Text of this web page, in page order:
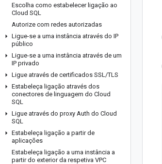
Escolha como estabelecer ligação ao
Cloud SQL
Autorize com redes autorizadas
Ligue-se a uma instância através do IP
público
Ligue-se a uma instância através de um
IP privado
Ligue através de certificados SSL/TLS
Estabeleça ligação através dos
conectores de linguagem do Cloud
SQL
Ligue através do proxy Auth do Cloud
SQL
Estabeleça ligação a partir de
aplicações
Estabeleça ligação a uma instância a
partir do exterior da respetiva VPC